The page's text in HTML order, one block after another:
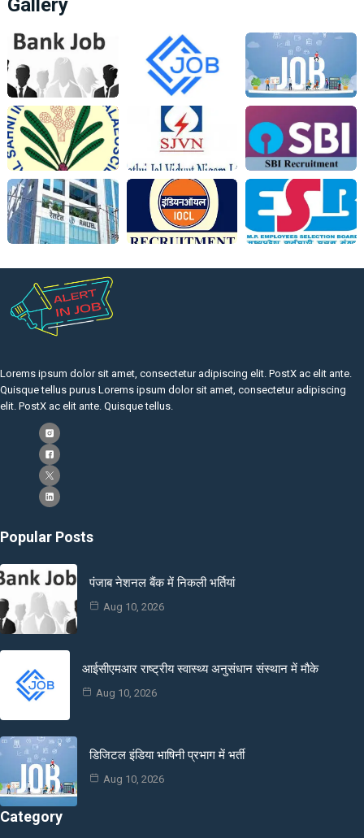
Gallery
Lorems ipsum dolor sit amet, consectetur adipiscing elit. PostX ac elit ante.
Quisque tellus purus Lorems ipsum dolor sit amet, consectetur adipiscing
elit. PostX ac elit ante. Quisque tellus.
Popular Posts
पंजाब नेशनल बैंक में निकली भर्तियां
Aug 10, 2026
आईसीएमआर राष्ट्रीय स्वास्थ्य अनुसंधान संस्थान में मौके
Aug 10, 2026
डिजिटल इंडिया भाषिनी प्रभाग में भर्ती
Aug 10, 2026
Category